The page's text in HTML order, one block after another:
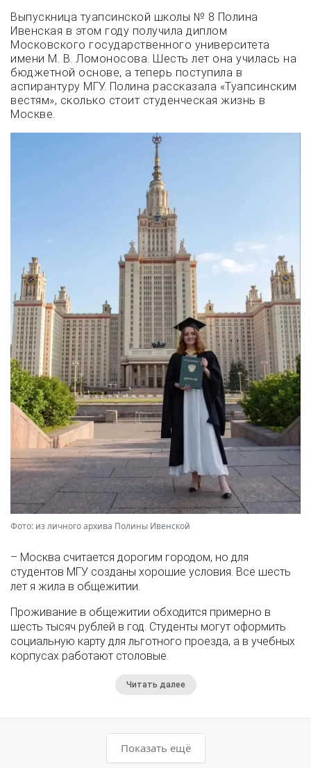
Выпускница туапсинской школы № 8 Полина
Ивенская в этом году получила диплом
Московского государственного университета
имени М. В. Ломоносова. Шесть лет она училась на
бюджетной основе, а теперь поступила в
аспирантуру МГУ. Полина рассказала «Туапсинским
вестям», сколько стоит студенческая жизнь в
Москве.
Фото: из личного архива Полины Ивенской
– Москва считается дорогим городом, но для
студентов МГУ созданы хорошие условия. Все шесть
лет я жила в общежитии.
Проживание в общежитии обходится примерно в
шесть тысяч рублей в год. Студенты могут оформить
социальную карту для льготного проезда, а в учебных
корпусах работают столовые.
Читать далее
Показать ещё